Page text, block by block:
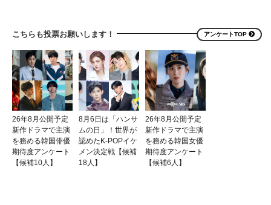
こちらも投票お願いします！ アンケートTOP
26年8月公開予定
新作ドラマで主演
を務める韓国俳優
期待度アンケート
【候補10人】
8月6日は「ハンサ
ムの日」！世界が
認めたK-POPイケ
メン決定戦【候補
18人】
26年8月公開予定
新作ドラマで主演
を務める韓国女優
期待度アンケート
【候補6人】